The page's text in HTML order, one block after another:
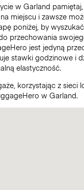
w Garland
miejscu i zawsze
poniżej, by
przechowania
jest jedyną
stawki godzinowe i
elastyczność.
korzystając z sieci
w Garland.